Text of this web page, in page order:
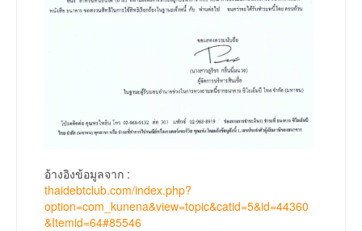
อ้างอิงข้อมูลจาก :
thaidebtclub.com/index.php?
option=com_kunena&view=topic&catid=5&id=44360
&Itemid=64#85546